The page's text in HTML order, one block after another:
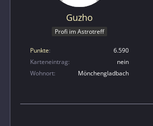
Guzho
Profi im Astrotreff
Punkte
6.590
Karteneintrag
nein
Wohnort
Mönchengladbach